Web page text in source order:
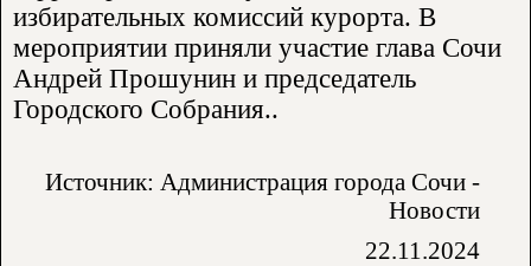
избирательных комиссий курорта. В
мероприятии приняли участие глава Сочи
Андрей Прошунин и председатель
Городского Собрания..
Источник: Администрация города Сочи -
Новости
22.11.2024